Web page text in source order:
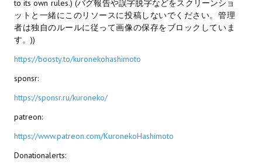
Патчи
Mass Effect 2
Mass Effect 3
Dragon Age: Origins
Dragon Age 2
to its own rules.) (バグ報告や誤字脱字などをスクリーンショ
ットと一緒にこのリソースに投稿しないでください。管理
者は独自のルールに従って画像の保存をブロックしていま
す。))
https://boosty.to/kuronekohashimoto
sponsr:
https://sponsr.ru/kuroneko/
patreon:
https://www.patreon.com/KuronekoHashimoto
Donationalerts: